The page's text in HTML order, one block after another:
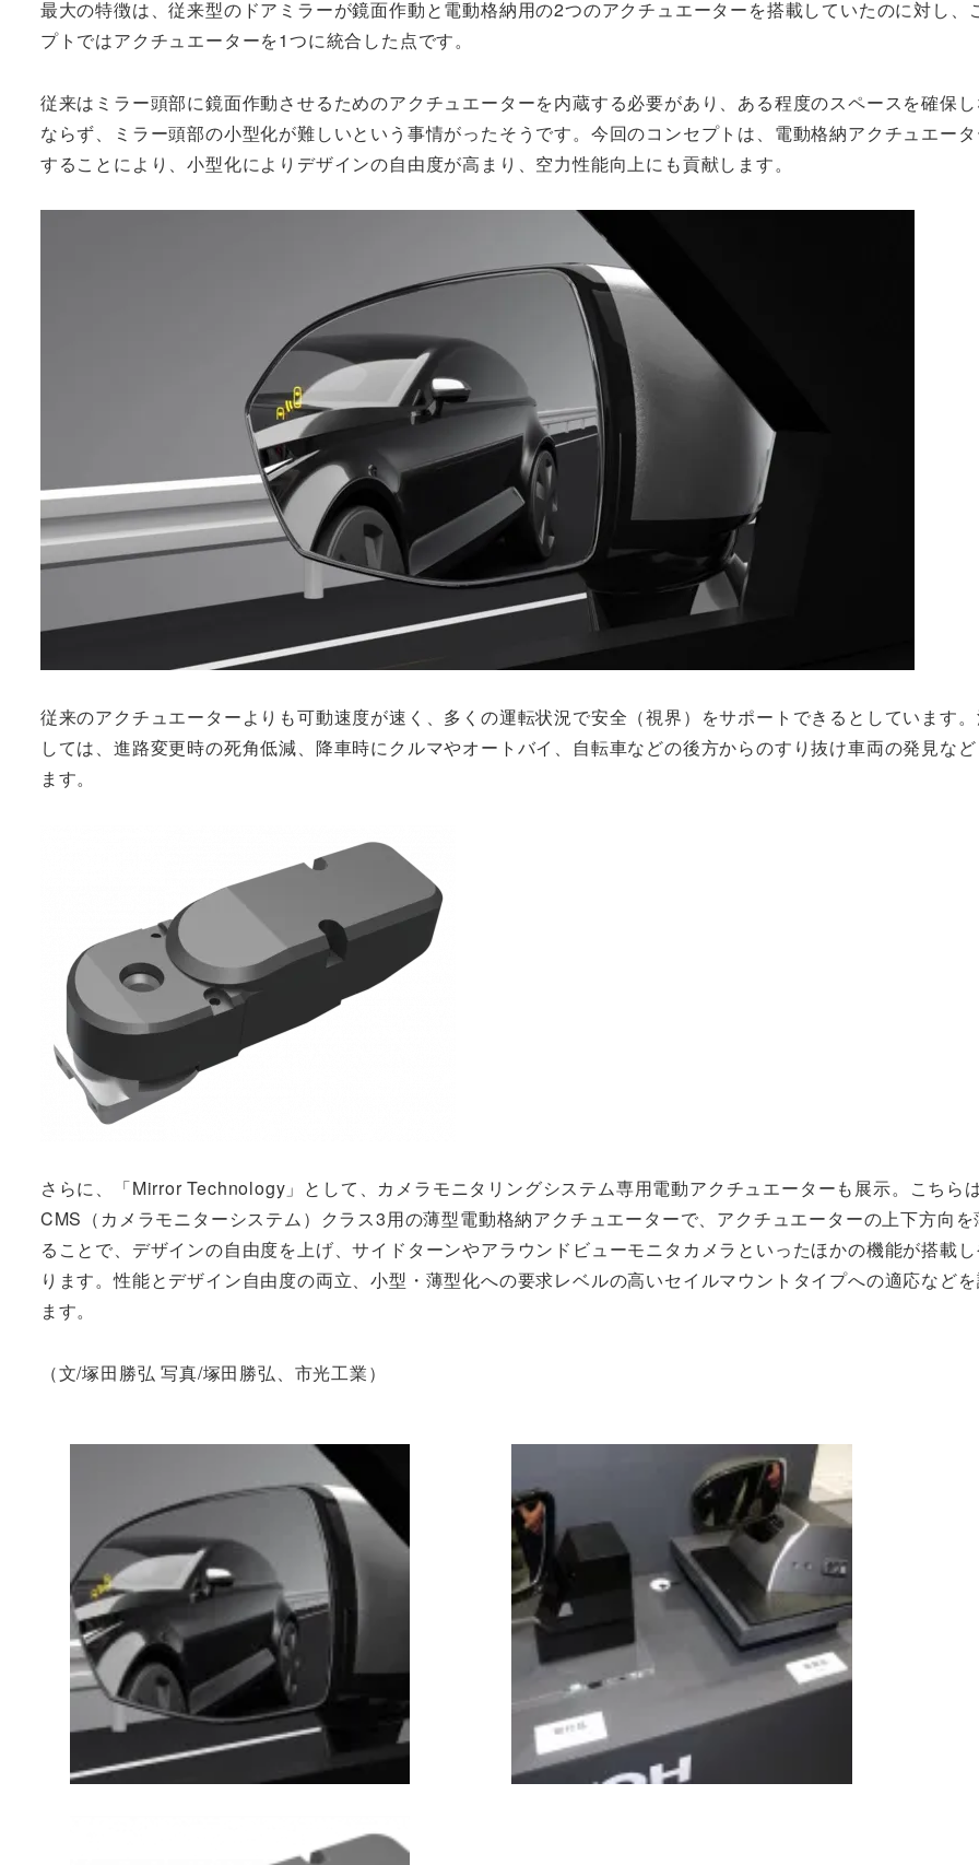
最大の特徴は、従来型のドアミラーが鏡面作動と電動格納用の2つのアクチュエーターを搭載していたのに対し、
プトではアクチュエーターを1つに統合した点です。
従来はミラー頭部に鏡面作動させるためのアクチュエーターを内蔵する必要があり、ある程度のスペースを確保
ならず、ミラー頭部の小型化が難しいという事情がったそうです。今回のコンセプトは、電動格納アクチュエー
することにより、小型化によりデザインの自由度が高まり、空力性能向上にも貢献します。
従来のアクチュエーターよりも可動速度が速く、多くの運転状況で安全（視界）をサポートできるとしています。
しては、進路変更時の死角低減、降車時にクルマやオートバイ、自転車などの後方からのすり抜け車両の発見な
ます。
さらに、「Mirror Technology」として、カメラモニタリングシステム専用電動アクチュエーターも展示。こちらは
CMS（カメラモニターシステム）クラス3用の薄型電動格納アクチュエーターで、アクチュエーターの上下方向を
ることで、デザインの自由度を上げ、サイドターンやアラウンドビューモニタカメラといったほかの機能が搭載
ります。性能とデザイン自由度の両立、小型・薄型化への要求レベルの高いセイルマウントタイプへの適応など
ます。
（文/塚田勝弘 写真/塚田勝弘、市光工業）